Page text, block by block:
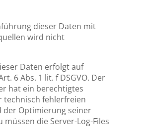
dieser Daten mit
wird nicht
Daten erfolgt auf
6 Abs. 1 lit. f DSGVO. Der
hat ein berechtigtes
technisch fehlerfreien
der Optimierung seiner
müssen die Server-Log-Files